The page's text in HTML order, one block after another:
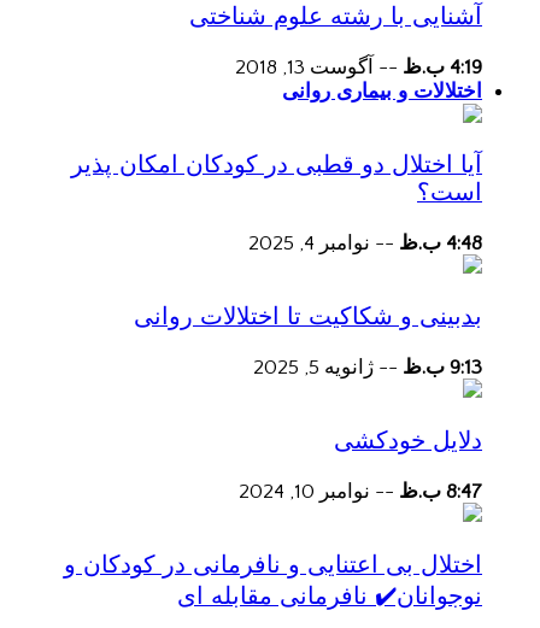
آشنایی با رشته علوم شناختی
4:19 ب.ظ -- آگوست 13, 2018
اختلالات و بیماری روانی
آیا اختلال دو قطبی در کودکان امکان پذیر
است؟
4:48 ب.ظ -- نوامبر 4, 2025
بدبینی و شکاکیت تا اختلالات روانی
9:13 ب.ظ -- ژانویه 5, 2025
دلایل خودکشی
8:47 ب.ظ -- نوامبر 10, 2024
اختلال بی اعتنایی و نافرمانی در کودکان و
نوجوانان✔️ نافرمانی مقابله ای